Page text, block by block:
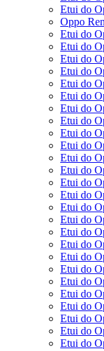
Etui do
Oppo
Etui do
Etui do
Etui do
Etui do
Etui do
Etui do
Etui do
Etui do
Etui do
Etui do
Etui do
Etui do
Etui do
Etui do
Etui do
Etui do
Etui do
Etui do
Etui do
Etui do
Etui do
Etui do
Etui do
Etui do
Etui do
Etui do